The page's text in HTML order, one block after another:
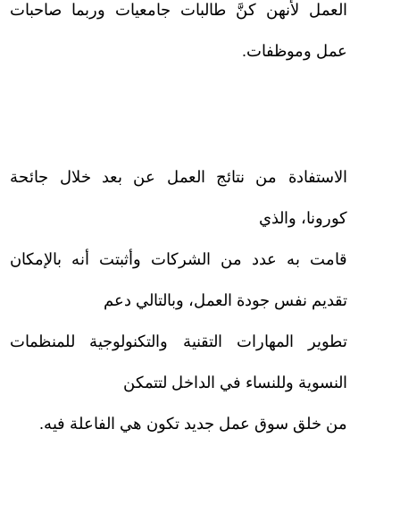
العمل لأنهن كنَّ طالبات جامعيات وربما صاحبات
عمل وموظفات.
الاستفادة من نتائج العمل عن بعد خلال جائحة
كورونا، والذي
قامت به عدد من الشركات وأثبتت أنه بالإمكان
تقديم نفس جودة العمل، وبالتالي دعم
تطوير المهارات التقنية والتكنولوجية للمنظمات
النسوية وللنساء في الداخل لتتمكن
من خلق سوق عمل جديد تكون هي الفاعلة فيه.